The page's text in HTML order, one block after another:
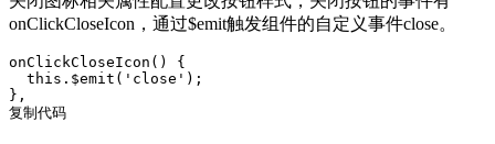
onClickCloseIcon，通过$emit触发组件的自定义事件close。
onClickCloseIcon() {
  this.$emit('close');
},
复制代码